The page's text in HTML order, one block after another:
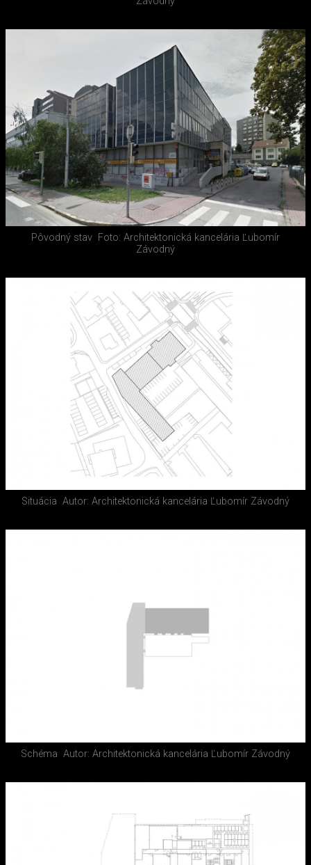
Pôvodný stav Foto: Architektonická kancelária Ľubomír
Závodný
Situácia Autor: Architektonická kancelária Ľubomír Závodný
Schéma Autor: Architektonická kancelária Ľubomír Závodný